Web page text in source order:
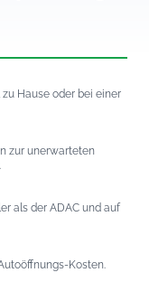
Hause oder bei einer
zur unerwarteten
als der ADAC und auf
Kosten.